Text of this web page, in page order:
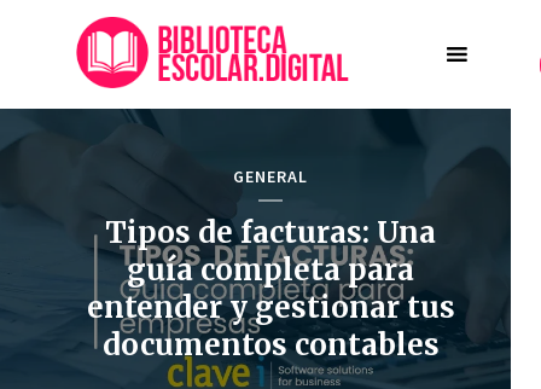
GENERAL
Tipos de facturas: Una
guía completa para
entender y gestionar tus
documentos contables